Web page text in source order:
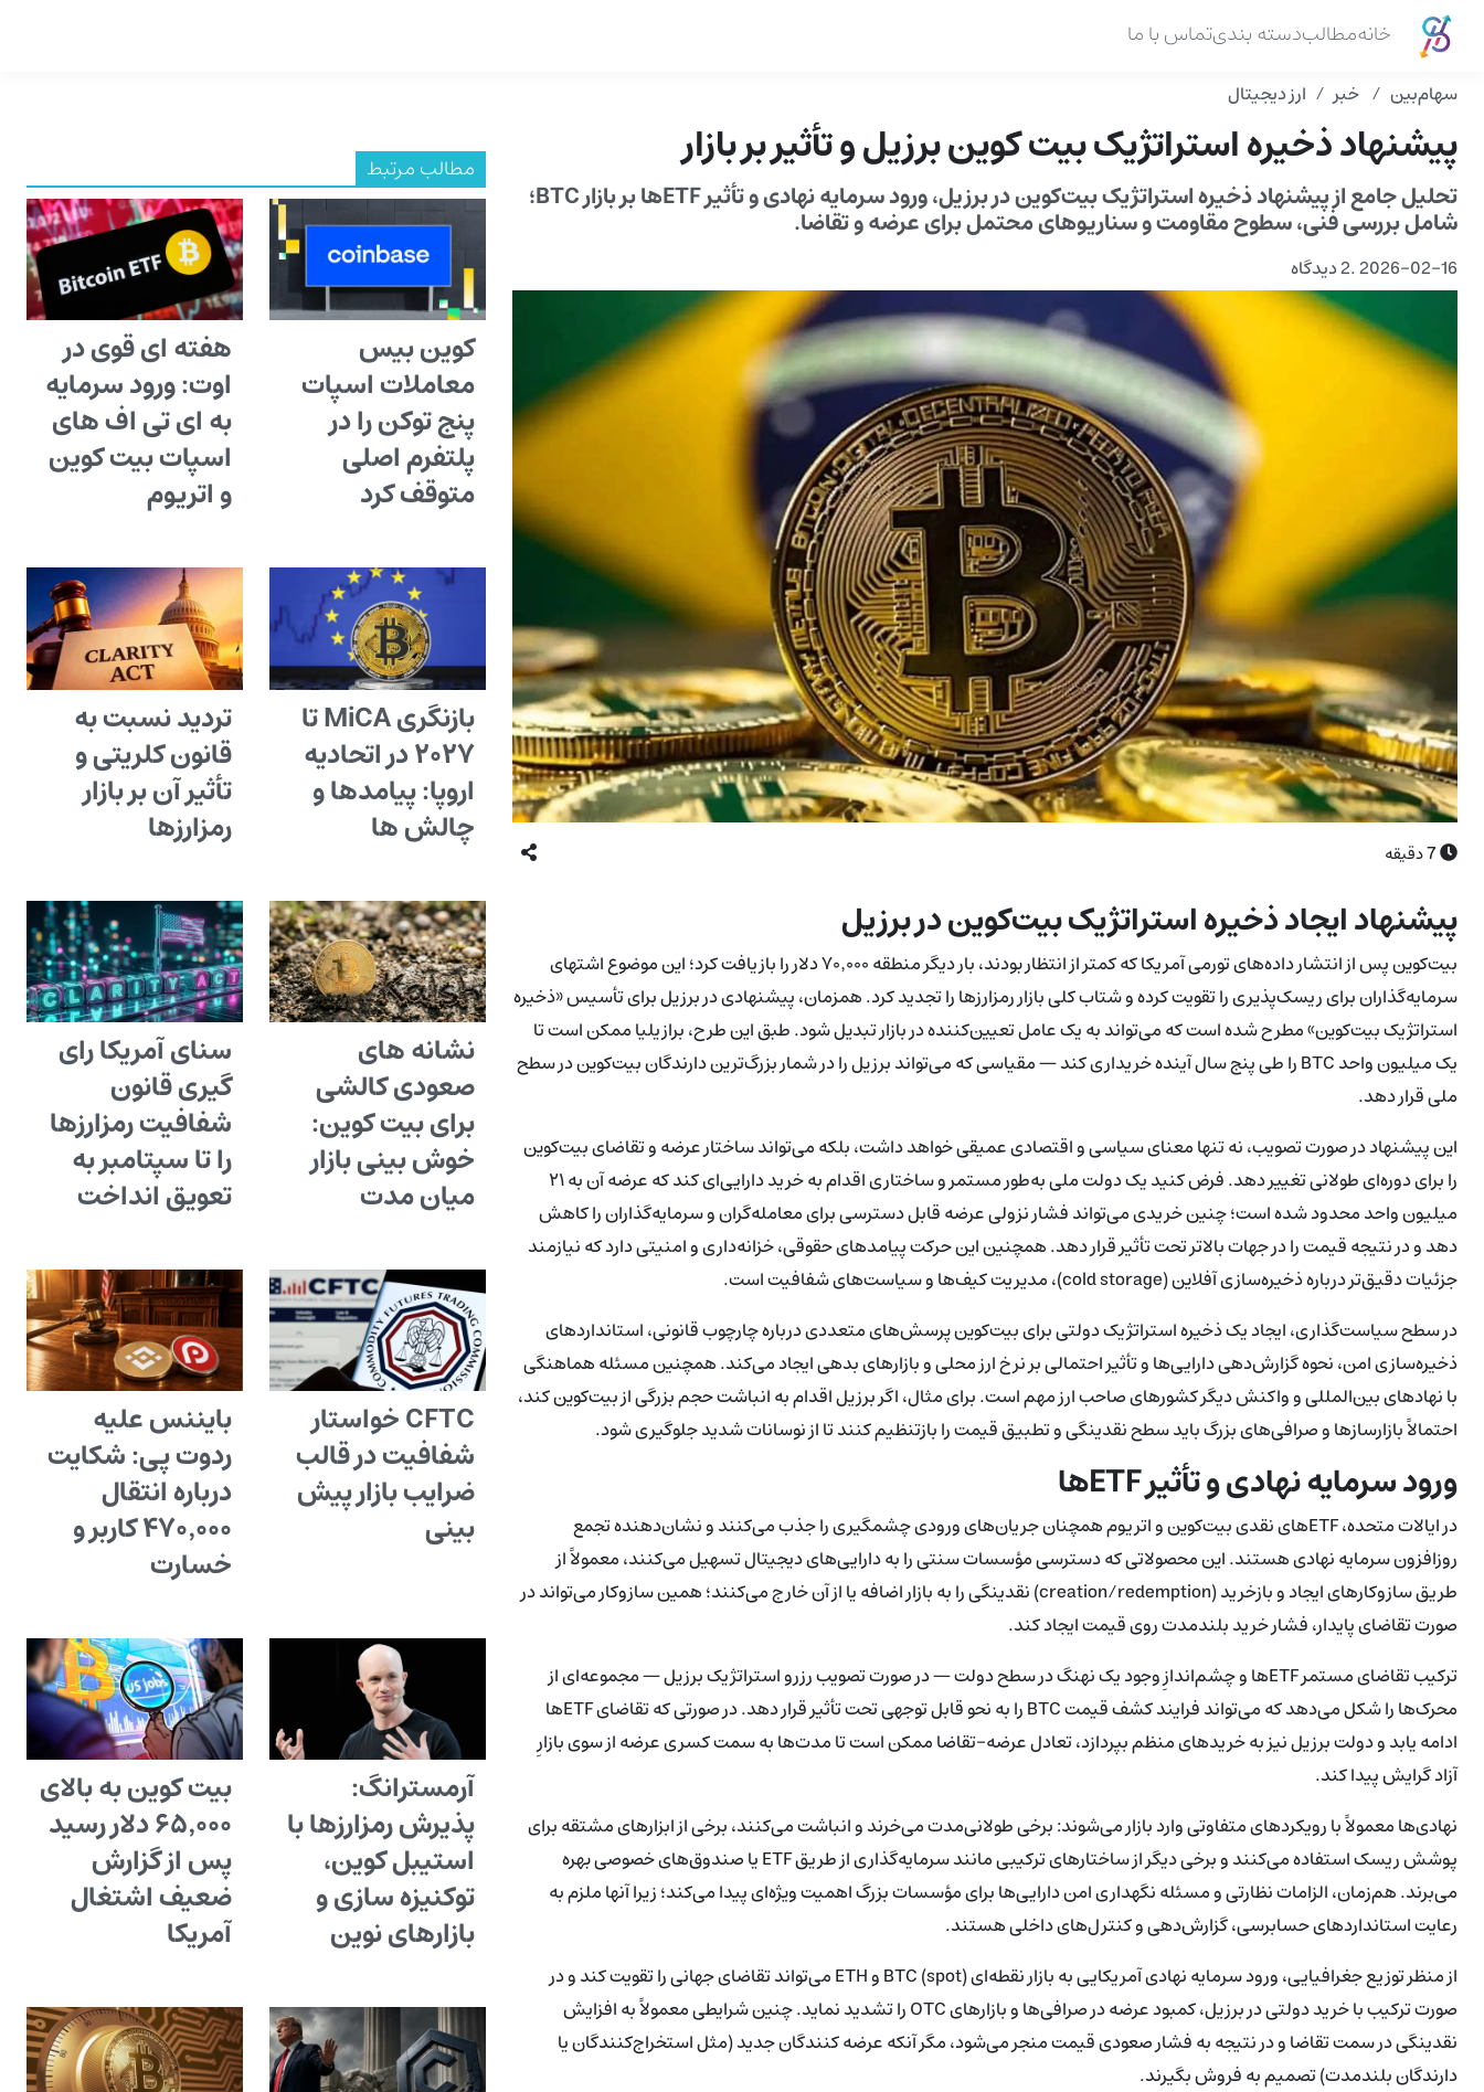
خانهمطالبدسته بندیتماس با ما
سهام‌بین خبر ارز دیجیتال
پیشنهاد ذخیره استراتژیک بیت کوین برزیل و تأثیر بر بازار
تحلیل جامع از پیشنهاد ذخیره استراتژیک بیت‌کوین در برزیل، ورود سرمایه نهادی و تأثیر ETFها بر بازار BTC؛
شامل بررسی فنی، سطوح مقاومت و سناریوهای محتمل برای عرضه و تقاضا.
2026-02-16
.2 دیدگاه
7دقیقه
پیشنهاد ایجاد ذخیره استراتژیک بیت‌کوین در برزیل
بیت‌کوین پس از انتشار داده‌های تورمی آمریکا که کمتر از انتظار بودند، بار دیگر منطقه ۷۰٬۰۰۰ دلار را بازیافت کرد؛ این موضوع اشتهای
سرمایه‌گذاران برای ریسک‌پذیری را تقویت کرده و شتاب کلی بازار رمزارزها را تجدید کرد. همزمان، پیشنهادی در برزیل برای تأسیس «ذخیره
استراتژیک بیت‌کوین» مطرح شده است که می‌تواند به یک عامل تعیین‌کننده در بازار تبدیل شود. طبق این طرح، برازیلیا ممکن است تا
یک میلیون واحد BTC را طی پنج سال آینده خریداری کند — مقیاسی که می‌تواند برزیل را در شمار بزرگ‌ترین دارندگان بیت‌کوین در سطح
ملی قرار دهد.
این پیشنهاد در صورت تصویب، نه تنها معنای سیاسی و اقتصادی عمیقی خواهد داشت، بلکه می‌تواند ساختار عرضه و تقاضای بیت‌کوین
را برای دوره‌ای طولانی تغییر دهد. فرض کنید یک دولت ملی به‌طور مستمر و ساختاری اقدام به خرید دارایی‌ای کند که عرضه آن به ۲۱
میلیون واحد محدود شده است؛ چنین خریدی می‌تواند فشار نزولی عرضه قابل دسترسی برای معامله‌گران و سرمایه‌گذاران را کاهش
دهد و در نتیجه قیمت را در جهات بالاتر تحت تأثیر قرار دهد. همچنین این حرکت پیامدهای حقوقی، خزانه‌داری و امنیتی دارد که نیازمند
جزئیات دقیق‌تر درباره ذخیره‌سازی آفلاین (cold storage)، مدیریت کیف‌ها و سیاست‌های شفافیت است.
در سطح سیاست‌گذاری، ایجاد یک ذخیره استراتژیک دولتی برای بیت‌کوین پرسش‌های متعددی درباره چارچوب قانونی، استانداردهای
ذخیره‌سازی امن، نحوه گزارش‌دهی دارایی‌ها و تأثیر احتمالی بر نرخ ارز محلی و بازارهای بدهی ایجاد می‌کند. همچنین مسئله هماهنگی
با نهادهای بین‌المللی و واکنش دیگر کشورهای صاحب ارز مهم است. برای مثال، اگر برزیل اقدام به انباشت حجم بزرگی از بیت‌کوین کند،
احتمالاً بازارسازها و صرافی‌های بزرگ باید سطح نقدینگی و تطبیق قیمت را بازتنظیم کنند تا از نوسانات شدید جلوگیری شود.
ورود سرمایه نهادی و تأثیر ETFها
در ایالات متحده، ETFهای نقدی بیت‌کوین و اتریوم همچنان جریان‌های ورودی چشمگیری را جذب می‌کنند و نشان‌دهنده تجمع
روزافزون سرمایه نهادی هستند. این محصولاتی که دسترسی مؤسسات سنتی را به دارایی‌های دیجیتال تسهیل می‌کنند، معمولاً از
طریق سازوکارهای ایجاد و بازخرید (creation/redemption) نقدینگی را به بازار اضافه یا از آن خارج می‌کنند؛ همین سازوکار می‌تواند در
صورت تقاضای پایدار، فشار خرید بلندمدت روی قیمت ایجاد کند.
ترکیب تقاضای مستمر ETFها و چشم‌اندازِ وجود یک نهنگ در سطح دولت — در صورت تصویب رزرو استراتژیک برزیل — مجموعه‌ای از
محرک‌ها را شکل می‌دهد که می‌تواند فرایند کشف قیمت BTC را به نحو قابل توجهی تحت تأثیر قرار دهد. در صورتی که تقاضای ETFها
ادامه یابد و دولت برزیل نیز به خریدهای منظم بپردازد، تعادل عرضه-تقاضا ممکن است تا مدت‌ها به سمت کسری عرضه از سوی بازارِ
آزاد گرایش پیدا کند.
نهادی‌ها معمولاً با رویکردهای متفاوتی وارد بازار می‌شوند: برخی طولانی‌مدت می‌خرند و انباشت می‌کنند، برخی از ابزارهای مشتقه برای
پوشش ریسک استفاده می‌کنند و برخی دیگر از ساختارهای ترکیبی مانند سرمایه‌گذاری از طریق ETF یا صندوق‌های خصوصی بهره
می‌برند. هم‌زمان، الزامات نظارتی و مسئله نگهداری امن دارایی‌ها برای مؤسسات بزرگ اهمیت ویژه‌ای پیدا می‌کند؛ زیرا آنها ملزم به
رعایت استانداردهای حسابرسی، گزارش‌دهی و کنترل‌های داخلی هستند.
از منظر توزیع جغرافیایی، ورود سرمایه نهادی آمریکایی به بازار نقطه‌ای (spot) BTC و ETH می‌تواند تقاضای جهانی را تقویت کند و در
صورت ترکیب با خرید دولتی در برزیل، کمبود عرضه در صرافی‌ها و بازارهای OTC را تشدید نماید. چنین شرایطی معمولاً به افزایش
نقدینگی در سمت تقاضا و در نتیجه به فشار صعودی قیمت منجر می‌شود، مگر آنکه عرضه‌ کنندگان جدید (مثل استخراج‌کنندگان یا
دارندگان بلندمدت) تصمیم به فروش بگیرند.
مطالب مرتبط
کوین بیس
معاملات اسپات
پنج توکن را در
پلتفرم اصلی
متوقف کرد
هفته ای قوی در
اوت: ورود سرمایه
به ای تی اف های
اسپات بیت کوین
و اتریوم
بازنگری MiCA تا
۲۰۲۷ در اتحادیه
اروپا: پیامدها و
چالش ها
تردید نسبت به
قانون کلریتی و
تأثیر آن بر بازار
رمزارزها
نشانه های
صعودی کالشی
برای بیت کوین:
خوش بینی بازار
میان مدت
سنای آمریکا رای
گیری قانون
شفافیت رمزارزها
را تا سپتامبر به
تعویق انداخت
CFTC خواستار
شفافیت در قالب
ضرایب بازار پیش
بینی
بایننس علیه
ردوت پی: شکایت
درباره انتقال
۴۷۰٬۰۰۰ کاربر و
خسارت
آرمسترانگ:
پذیرش رمزارزها با
استیبل کوین،
توکنیزه سازی و
بازارهای نوین
بیت کوین به بالای
۶۵٬۰۰۰ دلار رسید
پس از گزارش
ضعیف اشتغال
آمریکا